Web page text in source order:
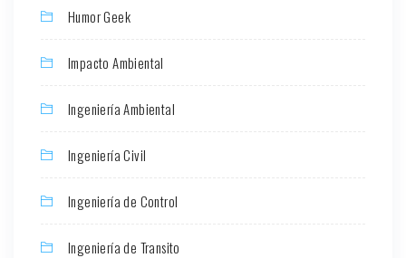
Humor Geek
Impacto Ambiental
Ingeniería Ambiental
Ingeniería Civil
Ingeniería de Control
Ingeniería de Transito